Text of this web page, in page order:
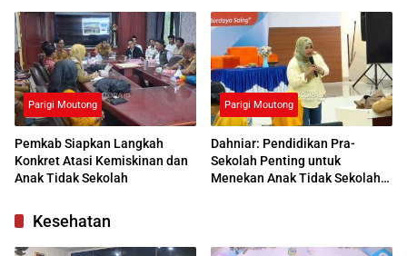
Respons Positif
Parigi Moutong
Pemkab Siapkan Langkah
Konkret Atasi Kemiskinan dan
Anak Tidak Sekolah
Parigi Moutong
Dahniar: Pendidikan Pra-
Sekolah Penting untuk
Menekan Anak Tidak Sekolah
Kesehatan